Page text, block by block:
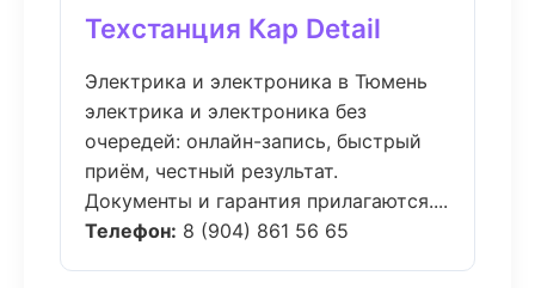
Техстанция Кар Detail
Электрика и электроника в Тюмень
электрика и электроника без
очередей: онлайн-запись, быстрый
приём, честный результат.
Документы и гарантия прилагаются....
Телефон: 8 (904) 861 56 65